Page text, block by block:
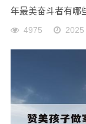
年最美奋斗者有哪
4975